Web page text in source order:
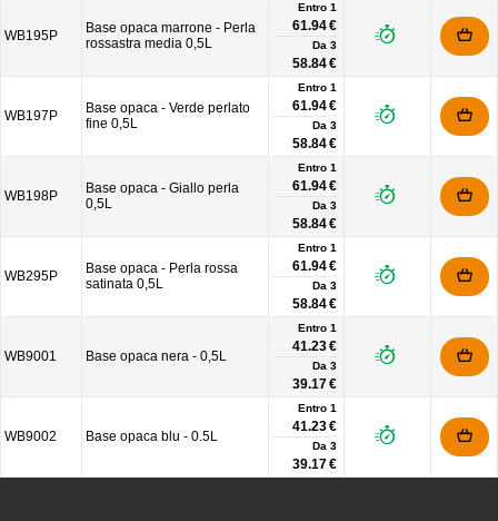
WB195P
Base opaca marrone - Perla
rossastra media 0,5L
Entro 1
61.94 €
Da 3
58.84 €
WB197P
Base opaca - Verde perlato
fine 0,5L
Entro 1
61.94 €
Da 3
58.84 €
WB198P
Base opaca - Giallo perla
0,5L
Entro 1
61.94 €
Da 3
58.84 €
WB295P
Base opaca - Perla rossa
satinata 0,5L
Entro 1
61.94 €
Da 3
58.84 €
WB9001 Base opaca nera - 0,5L
Entro 1
41.23 €
Da 3
39.17 €
WB9002 Base opaca blu - 0.5L
Entro 1
41.23 €
Da 3
39.17 €